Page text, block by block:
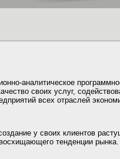
аналитическое
своих услуг,
всех отраслей
у своих клиентов
тенденции рынка.